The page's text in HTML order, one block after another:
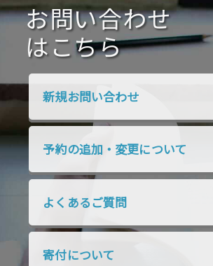
2020年7月 2020年6月
2020年4月 2020年3月 2020
2019年10月 2019年9月
2018年7月 2018年6月
2018年4月 2018年3月
2018年1月 2017年12月
お問い合わせ
はこちら
新規お問い合わせ
予約の追加・変更について
よくあるご質問
寄付について